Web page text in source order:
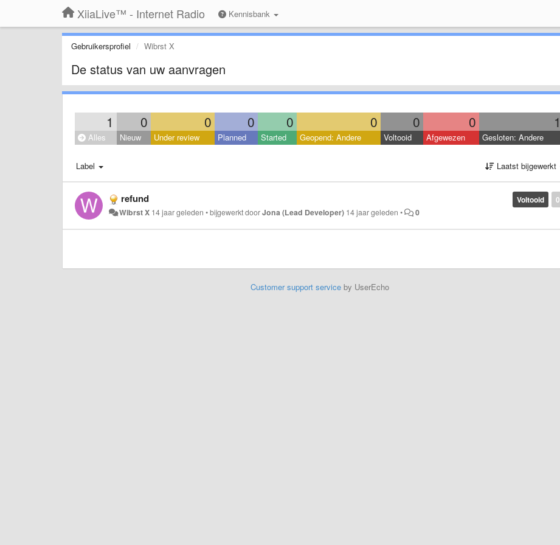
XiiaLive™ - Internet Radio Kennisbank
Gebruikersprofiel Wibrst X
De status van uw aanvragen
1 0 0 0 0 0 0 0 1
Alles Nieuw Under review Planned Started Geopend: Andere Voltooid Afgewezen Gesloten: Andere
Label Laatst bijgewerkt
0
Voltooid
refund
Wibrst X 14 jaar geleden •bijgewerkt doorJona (Lead Developer) 14 jaar geleden • 0
Customer support serviceby UserEcho